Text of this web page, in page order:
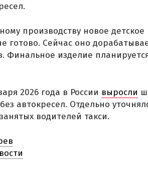
производству новое детское
готово. Сейчас оно
Финальное изделие
2026 года в России выросли
автокресел. Отдельно
водителей такси.